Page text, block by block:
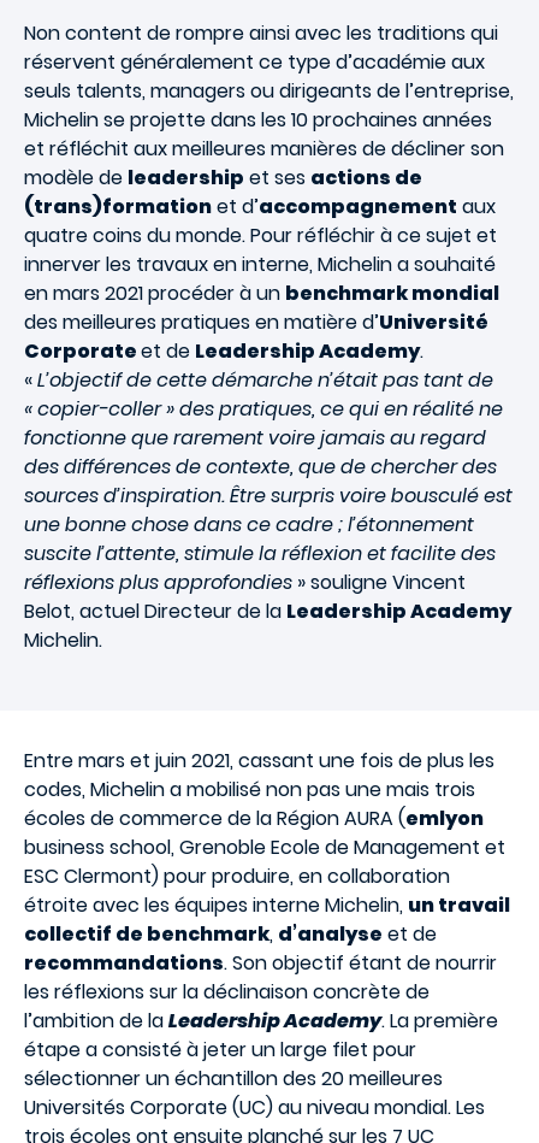
Non content de rompre ainsi avec les traditions qui
réservent généralement ce type d’académie aux
seuls talents, managers ou dirigeants de l’entreprise,
Michelin se projette dans les 10 prochaines années
et réfléchit aux meilleures manières de décliner son
modèle de leadership et ses actions de
(trans)formationet d’accompagnement aux
quatre coins du monde. Pour réfléchir à ce sujet et
innerver les travaux en interne, Michelin a souhaité
en mars 2021 procéder à un benchmark mondial
des meilleures pratiques en matière d’Université
Corporateet de Leadership Academy.
«L’objectif de cette démarche n’était pas tant de
« copier-coller » des pratiques, ce qui en réalité ne
fonctionne que rarement voire jamais au regard
des différences de contexte, que de chercher des
sources d’inspiration. Être surpris voire bousculé est
une bonne chose dans ce cadre ; l’étonnement
suscite l’attente, stimule la réflexion et facilite des
réflexions plus approfondies » souligne Vincent
Belot, actuel Directeur de la Leadership Academy
Michelin.
Entre mars et juin 2021, cassant une fois de plus les
codes, Michelin a mobilisé non pas une mais trois
écoles de commerce de la Région AURA (emlyon
business school, Grenoble Ecole de Management et
ESC Clermont) pour produire, en collaboration
étroite avec les équipes interne Michelin, un travail
collectif de benchmark, d’analyse et de
recommandations. Son objectif étant de nourrir
les réflexions sur la déclinaison concrète de
l’ambition de laLeadership Academy. La première
étape a consisté à jeter un large filet pour
sélectionner un échantillon des 20 meilleures
Universités Corporate (UC) au niveau mondial. Les
trois écoles ont ensuite planché sur les 7 UC